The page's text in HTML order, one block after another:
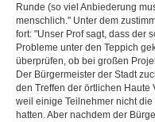
Runde (so viel Anbiederung
menschlich." Unter dem
fort: "Unser Prof sagt, dass der
Probleme unter den Teppich
überprüfen, ob bei großen
Der Bürgermeister der Stadt
den Treffen der örtlichen Haute
weil einige Teilnehmer nicht
hatten. Aber nachdem der